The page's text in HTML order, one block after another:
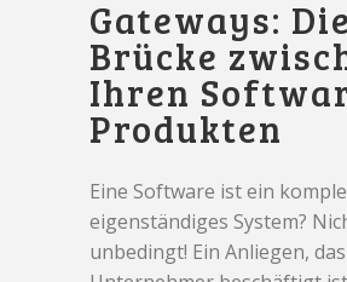
Gateways: Die
Brücke
Ihren
Produkten
Eine Software ist ein
eigenständiges System?
unbedingt! Ein Anliegen,